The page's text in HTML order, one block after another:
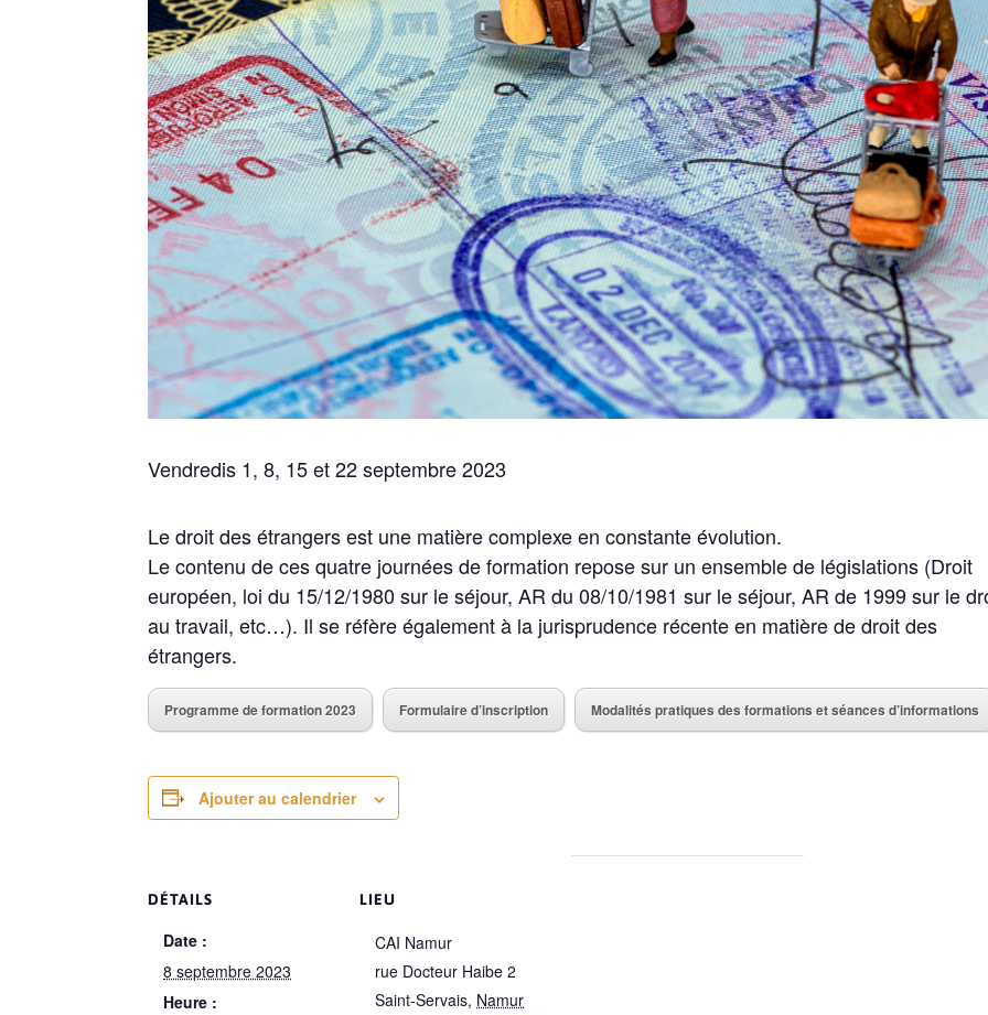
Vendredis 1, 8, 15 et 22 septembre 2023
Le droit des étrangers est une matière complexe en constante évolution.
Le contenu de ces quatre journées de formation repose sur un ensemble de législations (Droit
européen, loi du 15/12/1980 sur le séjour, AR du 08/10/1981 sur le séjour, AR de 1999 sur le
au travail, etc…). Il se réfère également à la jurisprudence récente en matière de droit des
étrangers.
Programme de formation 2023 Formulaire d’inscription Modalités pratiques des formations et séances d’informations
Ajouter au calendrier
DÉTAILS
Date :
8 septembre 2023
Heure :
LIEU
CAI Namur
rue Docteur Haibe 2
Saint-Servais, Namur